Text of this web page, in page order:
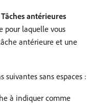
Tâches antérieures
pour laquelle vous
antérieure et une
suivantes sans espaces :
à indiquer comme